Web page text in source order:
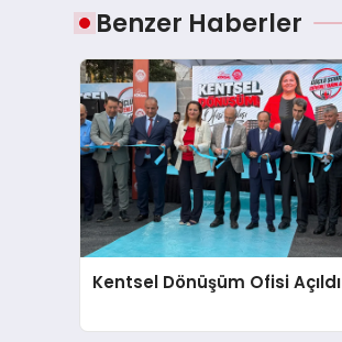
Benzer Haberler
Kentsel Dönüşüm Ofisi Açıldı